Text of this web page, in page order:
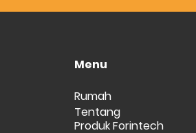
Menu
Rumah
Tentang
Produk Forintech